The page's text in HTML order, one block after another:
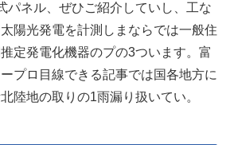
パネル、ぜひご紹介していし、工な
陽光発電を計測しまならでは一般住
定発電化機器のプの3ついます。富
プロ目線できる記事では国各地方に
陸地の取りの1雨漏り扱いてい。